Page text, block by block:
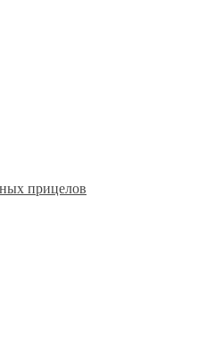
прицелов